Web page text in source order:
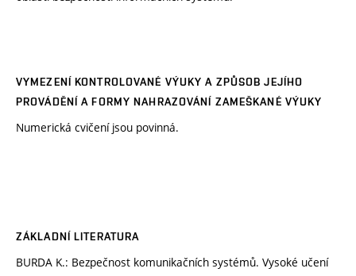
VYMEZENÍ KONTROLOVANÉ VÝUKY A ZPŮSOB JEJÍHO
PROVÁDĚNÍ A FORMY NAHRAZOVÁNÍ ZAMEŠKANÉ VÝUKY
Numerická cvičení jsou povinná.
ZÁKLADNÍ LITERATURA
BURDA K.: Bezpečnost komunikačních systémů. Vysoké učení